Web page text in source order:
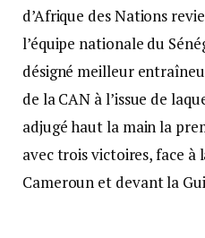
d’Afrique des Nations
l’équipe nationale du
désigné meilleur
de la CAN à l’issue de
adjugé haut la main la
avec trois victoires, face à
Cameroun et devant la